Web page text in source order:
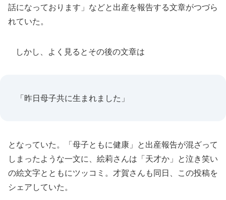
話になっております」などと出産を報告する文章がつづら
れていた。
しかし、よく見るとその後の文章は
「昨日母子共に生まれました」
となっていた。「母子ともに健康」と出産報告が混ざって
しまったような一文に、絵莉さんは「天才か」と泣き笑い
の絵文字とともにツッコミ。才賀さんも同日、この投稿を
シェアしていた。